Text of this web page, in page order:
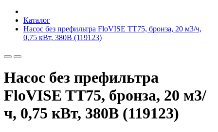
Каталог
Насос без префильтра FloVISE TT75, бронза, 20 м3/ч,
0,75 кВт, 380В (119123)
Насос без префильтра
FloVISE TT75, бронза, 20 м3/
ч, 0,75 кВт, 380В (119123)